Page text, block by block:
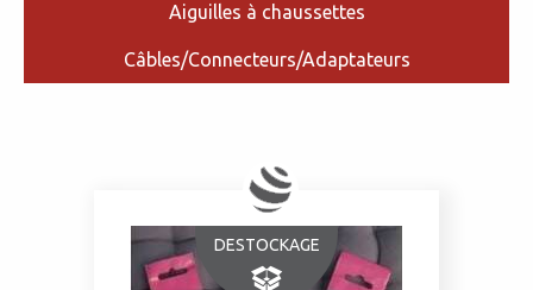
Aiguilles à chaussettes
Câbles/Connecteurs/Adaptateurs
DESTOCKAGE